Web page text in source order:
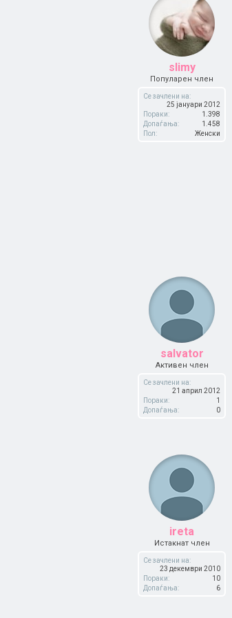
slimy
Популарен член
Се зачлени на:
25 јануари 2012
Пораки:
1.398
Допаѓања:
1.458
Пол:
Женски
salvator
Активен член
Се зачлени на:
21 април 2012
Пораки:
1
Допаѓања:
0
ireta
Истакнат член
Се зачлени на:
23 декември 2010
Пораки:
10
Допаѓања:
6